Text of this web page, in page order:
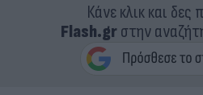
Κάνε κλικ και δες
Flash.grστην